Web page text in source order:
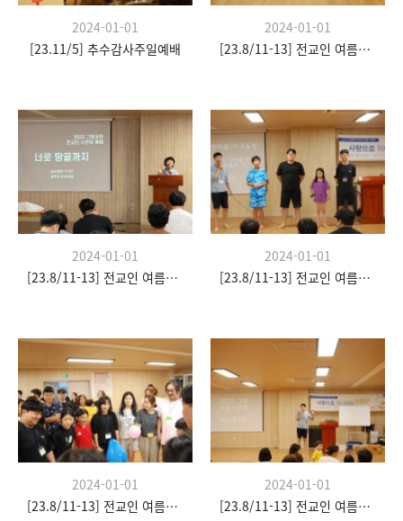
2024-01-01
[23.11/5] 추수감사주일예배
2024-01-01
[23.8/11-13] 전교인 여름수련회
2024-01-01
[23.8/11-13] 전교인 여름수련회
2024-01-01
[23.8/11-13] 전교인 여름수련회
2024-01-01
[23.8/11-13] 전교인 여름수련회
2024-01-01
[23.8/11-13] 전교인 여름수련회